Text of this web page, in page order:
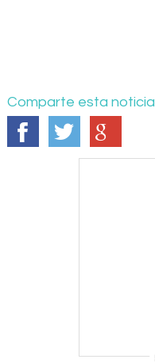
Comparte esta noticia